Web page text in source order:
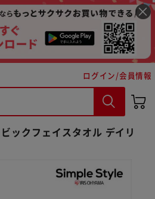
ログイン/会員情報
ックフェイスタオル デイリ